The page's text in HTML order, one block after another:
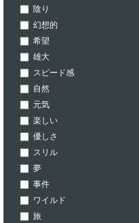
陰り
幻想的
希望
雄大
スピード感
自然
元気
楽しい
優しさ
スリル
夢
事件
ワイルド
旅